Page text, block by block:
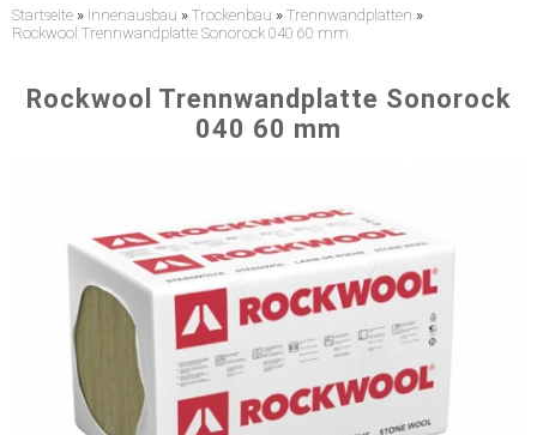
Startseite » Innenausbau » Trockenbau » Trennwandplatten »
Rockwool Trennwandplatte Sonorock 040 60 mm
Rockwool Trennwandplatte Sonorock
040 60 mm